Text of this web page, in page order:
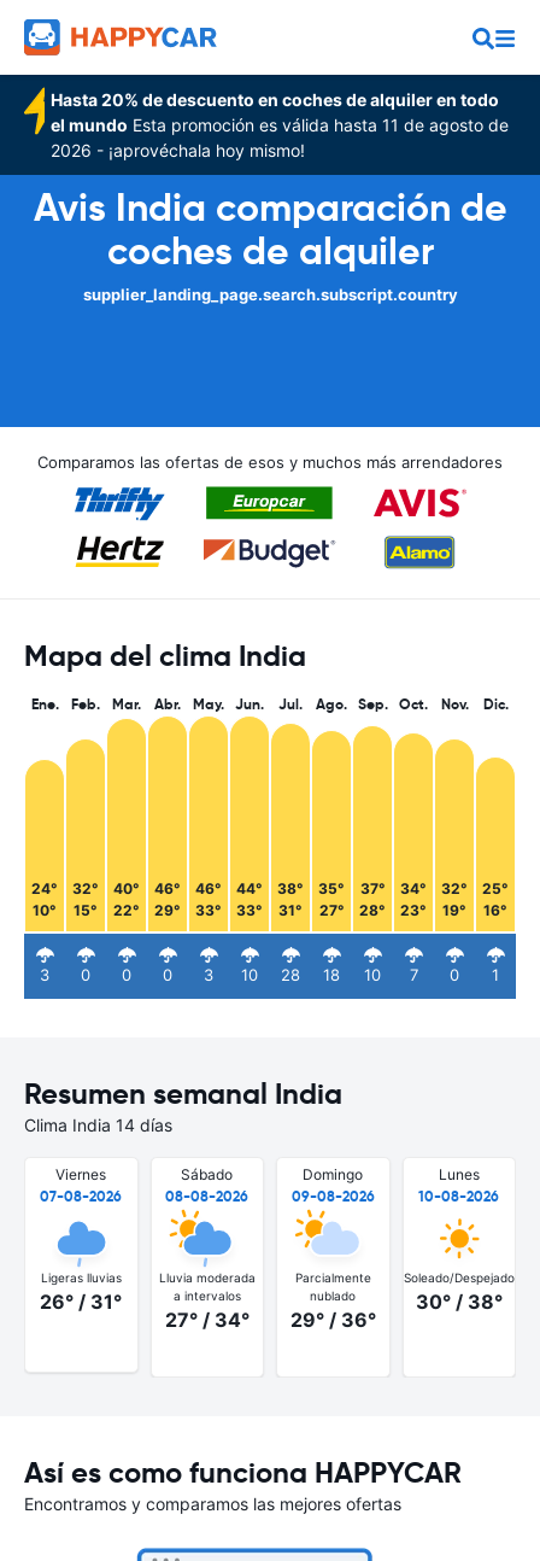
Hasta 20% de descuento en coches de alquiler en todo
el mundo Esta promoción es válida hasta 11 de agosto de
2026 - ¡aprovéchala hoy mismo!
Avis India comparación de
coches de alquiler
supplier_landing_page.search.subscript.country
Comparamos las ofertas de esos y muchos más arrendadores
Mapa del clima India
Ene.
24°
10°
3
Feb.
32°
15°
0
Mar.
40°
22°
0
Abr.
46°
29°
0
May.
46°
33°
3
Jun.
44°
33°
10
Jul.
38°
31°
28
Ago.
35°
27°
18
Sep.
37°
28°
10
Oct.
34°
23°
7
Nov.
32°
19°
0
Dic.
25°
16°
1
Resumen semanal India
Clima India 14 días
Viernes
07-08-2026
Ligeras lluvias
26° / 31°
Sábado
08-08-2026
Lluvia moderada
a intervalos
27° / 34°
Domingo
09-08-2026
Parcialmente
nublado
29° / 36°
Lunes
10-08-2026
Soleado/Despejado
30° / 38°
Así es como funciona HAPPYCAR
Encontramos y comparamos las mejores ofertas